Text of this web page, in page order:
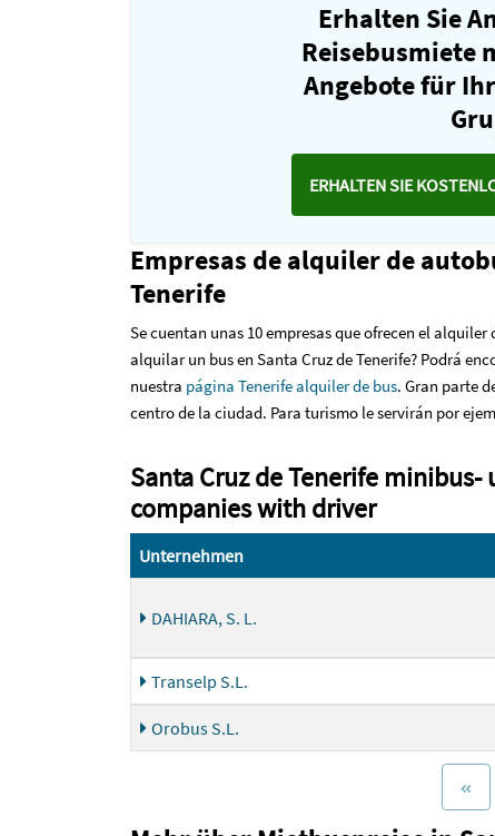
Erhalten Sie
Reisebusmiete
Angebote für
ERHALTEN SIE
Empresas de alquiler de
Tenerife
Se cuentan unas 10 empresas que ofrecen el
alquilar un bus en Santa Cruz de Tenerife? Podrá
nuestra página Tenerife alquiler de bus. Gran parte
centro de la ciudad. Para turismo le servirán por
Santa Cruz de Tenerife
companies with driver
Unternehmen
DAHIARA, S. L.
Transelp S.L.
Orobus S.L.